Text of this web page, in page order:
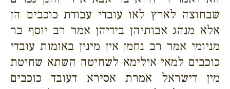
שבחוצה לארץ לאו עובדי עבודת כוכבים הן
אלא מנהג אבותיהן בידיהן אמר רב יוסף בר
מניומי אמר רב נחמן אין מינין באומות עובדי
כוכבים למאי אילימא לשחיטה השתא שחיטת
מין דישראל אמרת אסירא דעובד כוכבים